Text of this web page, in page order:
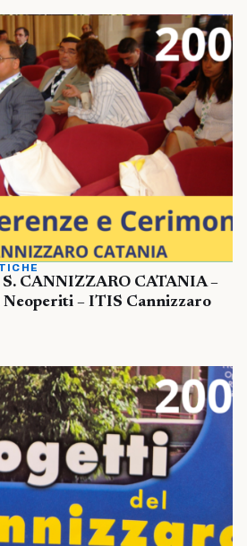
CANNIZZARO CATANIA –
– ITIS Cannizzaro